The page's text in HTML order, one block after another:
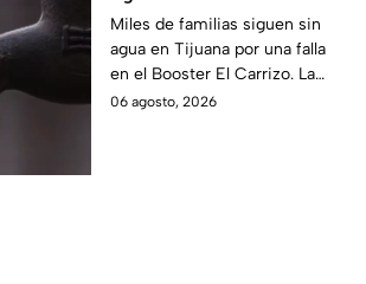
colonias de Tijuana
siguen sin servicio
Miles de familias siguen sin
agua en Tijuana por una falla
en el Booster El Carrizo. La
CESPT aún no confirma la hora
06 agosto, 2026